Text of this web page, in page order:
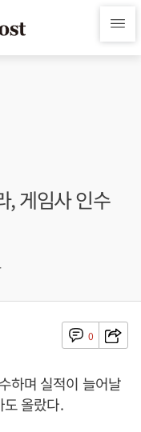
, 게임사 인수
0
하며 실적이 늘어날
도 올랐다.